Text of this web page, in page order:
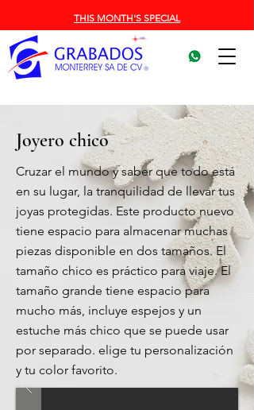
THIS MONTH'S SPECIAL
Joyero chico
Cruzar el mundo y saber que todo está
en su lugar, la tranquilidad de llevar tus
joyas protegidas. Este producto nuevo
tiene espacio para almacenar muchas
piezas disponible en dos tamaños. El
tamaño chico es práctico para viaje. El
tamaño grande tiene espacio para
mucho más, incluye espejos y un
estuche más chico que se puede usar
por separado. elige tu personalización
y tu color favorito.